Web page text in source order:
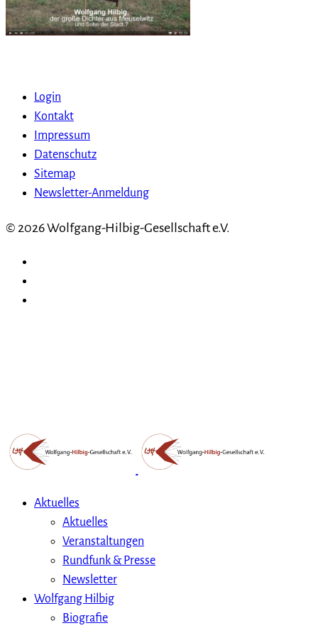
Login
Kontakt
Impressum
Datenschutz
Sitemap
Newsletter-Anmeldung
© 2026 Wolfgang-Hilbig-Gesellschaft e.V.
Aktuelles
Aktuelles
Veranstaltungen
Rundfunk & Presse
Newsletter
Wolfgang Hilbig
Biografie